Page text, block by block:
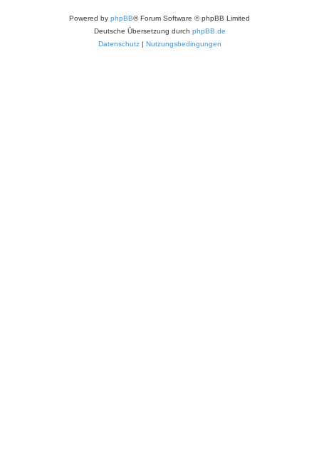
Powered by phpBB® Forum Software © phpBB Limited
Deutsche Übersetzung durch phpBB.de
Datenschutz| Nutzungsbedingungen